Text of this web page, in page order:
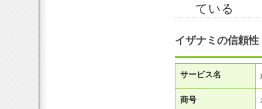
ている
イザナミの信頼性
サービス名
商号